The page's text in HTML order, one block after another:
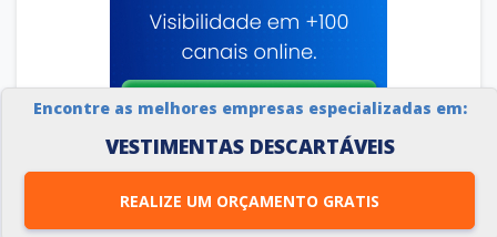
Encontre as melhores empresas especializadas em:
VESTIMENTAS DESCARTÁVEIS
REALIZE UM ORÇAMENTO GRATIS